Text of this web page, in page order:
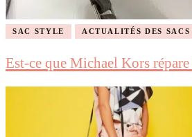
SAC STYLE ACTUALITÉS DES
Est-ce que Michael Kors répare